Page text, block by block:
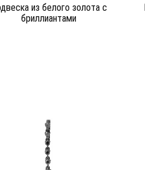
из белого золота c
бриллиантами